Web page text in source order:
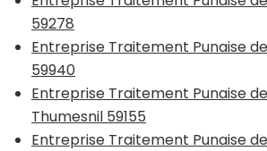
59278
Entreprise Traitement Punaise
59940
Entreprise Traitement Punaise
Thumesnil 59155
Entreprise Traitement Punaise